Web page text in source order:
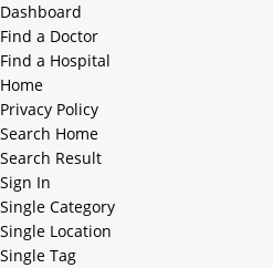
Dashboard
Find a Doctor
Find a Hospital
Home
Privacy Policy
Search Home
Search Result
Sign In
Single Category
Single Location
Single Tag